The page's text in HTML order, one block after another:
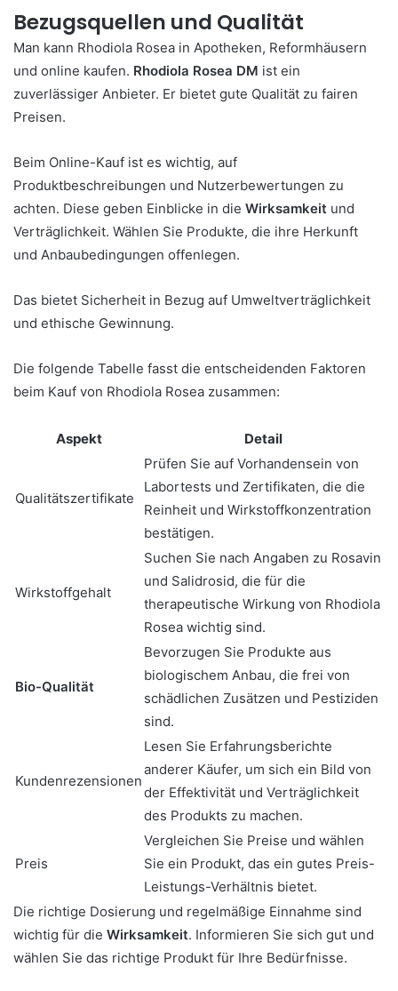
Bezugsquellen und Qualität
Man kann Rhodiola Rosea in Apotheken, Reformhäusern
und online kaufen. Rhodiola Rosea DM ist ein
zuverlässiger Anbieter. Er bietet gute Qualität zu fairen
Preisen.
Beim Online-Kauf ist es wichtig, auf
Produktbeschreibungen und Nutzerbewertungen zu
achten. Diese geben Einblicke in die Wirksamkeit und
Verträglichkeit. Wählen Sie Produkte, die ihre Herkunft
und Anbaubedingungen offenlegen.
Das bietet Sicherheit in Bezug auf Umweltverträglichkeit
und ethische Gewinnung.
Die folgende Tabelle fasst die entscheidenden Faktoren
beim Kauf von Rhodiola Rosea zusammen:
Aspekt Detail
Qualitätszertifikate
Prüfen Sie auf Vorhandensein von
Labortests und Zertifikaten, die die
Reinheit und Wirkstoffkonzentration
bestätigen.
Wirkstoffgehalt
Suchen Sie nach Angaben zu Rosavin
und Salidrosid, die für die
therapeutische Wirkung von Rhodiola
Rosea wichtig sind.
Bio-Qualität
Bevorzugen Sie Produkte aus
biologischem Anbau, die frei von
schädlichen Zusätzen und Pestiziden
sind.
Kundenrezensionen
Lesen Sie Erfahrungsberichte
anderer Käufer, um sich ein Bild von
der Effektivität und Verträglichkeit
des Produkts zu machen.
Preis
Vergleichen Sie Preise und wählen
Sie ein Produkt, das ein gutes Preis-
Leistungs-Verhältnis bietet.
Die richtige Dosierung und regelmäßige Einnahme sind
wichtig für die Wirksamkeit. Informieren Sie sich gut und
wählen Sie das richtige Produkt für Ihre Bedürfnisse.